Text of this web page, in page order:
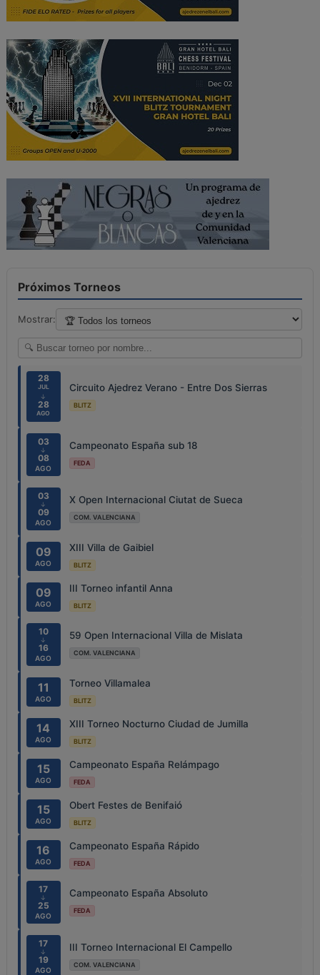
Próximos Torneos
Mostrar:
28
JUL
↓
28
AGO
Circuito Ajedrez Verano - Entre Dos Sierras
BLITZ
03
↓
08
AGO
Campeonato España sub 18
FEDA
03
↓
09
AGO
X Open Internacional Ciutat de Sueca
COM. VALENCIANA
09
AGO
XIII Villa de Gaibiel
BLITZ
09
AGO
III Torneo infantil Anna
BLITZ
10
↓
16
AGO
59 Open Internacional Villa de Mislata
COM. VALENCIANA
11
AGO
Torneo Villamalea
BLITZ
14
AGO
XIII Torneo Nocturno Ciudad de Jumilla
BLITZ
15
AGO
Campeonato España Relámpago
FEDA
15
AGO
Obert Festes de Benifaió
BLITZ
16
AGO
Campeonato España Rápido
FEDA
17
↓
25
AGO
Campeonato España Absoluto
FEDA
17
↓
19
AGO
III Torneo Internacional El Campello
COM. VALENCIANA